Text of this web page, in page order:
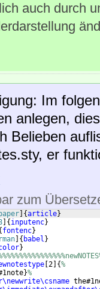
auch durch
Im
anlegen,
Belieben
er
zum
{article}
{ inputenc}
fontenc}
{ babel }
}
2 {%
}%